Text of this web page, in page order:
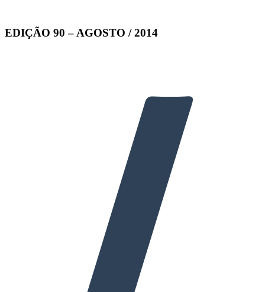
EDIÇÃO 90 – AGOSTO / 2014